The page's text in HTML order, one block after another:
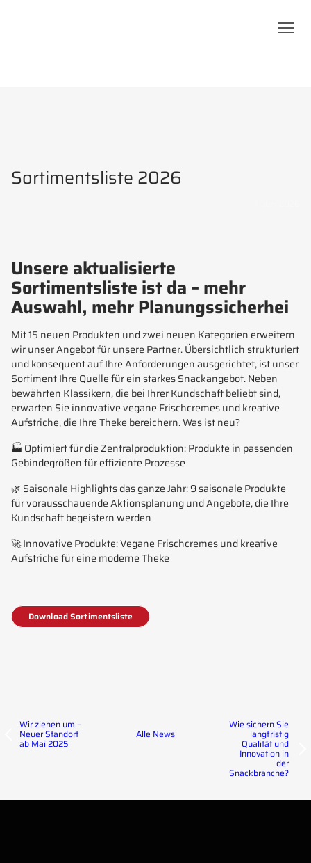
Sortimentsliste 2026
Unsere aktualisierte
Sortimentsliste ist da – mehr
Auswahl, mehr Planungssicherhei
Mit 15 neuen Produkten und zwei neuen Kategorien erweitern
wir unser Angebot für unsere Partner. Übersichtlich strukturiert
und konsequent auf Ihre Anforderungen ausgerichtet, ist unser
Sortiment Ihre Quelle für ein starkes Snackangebot. Neben
bewährten Klassikern, die bei Ihrer Kundschaft beliebt sind,
erwarten Sie innovative vegane Frischcremes und kreative
Aufstriche, die Ihre Theke bereichern. Was ist neu?
🏭 Optimiert für die Zentralproduktion: Produkte in passenden
Gebindegrößen für effiziente Prozesse
🌿 Saisonale Highlights das ganze Jahr: 9 saisonale Produkte
für vorausschauende Aktionsplanung und Angebote, die Ihre
Kundschaft begeistern werden
🚀 Innovative Produkte: Vegane Frischcremes und kreative
Aufstriche für eine moderne Theke
Download Sortimentsliste
Wir ziehen um –
Neuer Standort
ab Mai 2025
Alle News
Wie sichern Sie
langfristig
Qualität und
Innovation in
der
Snackbranche?